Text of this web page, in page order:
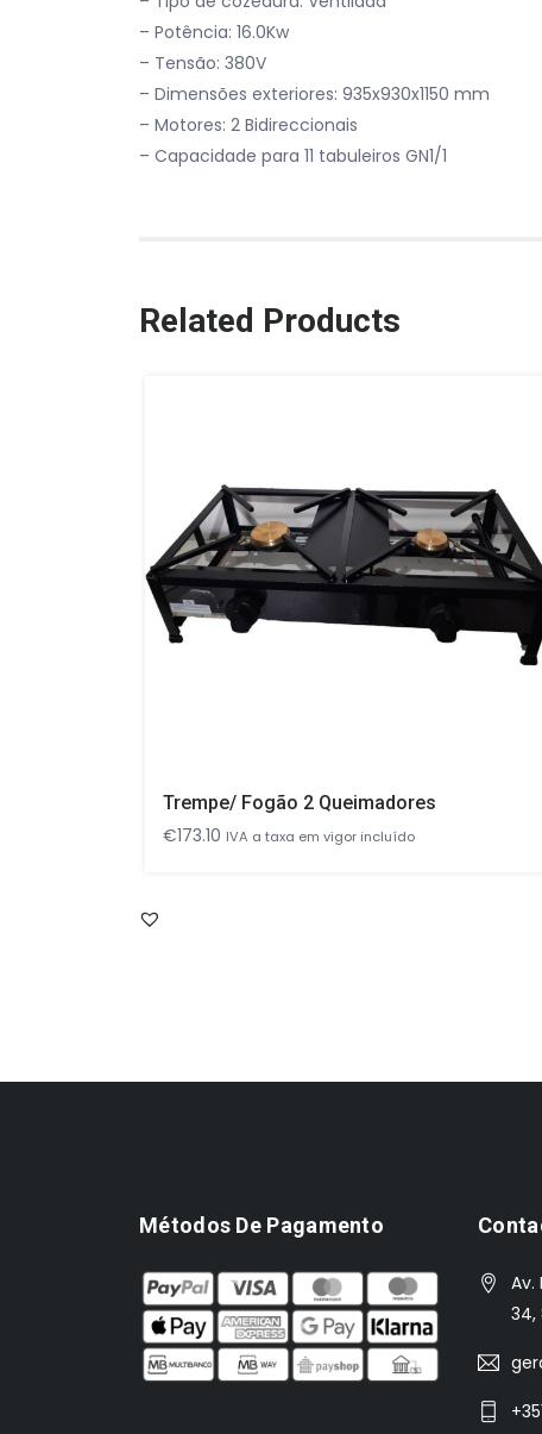
– Potência: 16.0Kw
– Tensão: 380V
– Dimensões exteriores: 935x930x1150 mm
– Motores: 2 Bidireccionais
– Capacidade para 11 tabuleiros GN1/1
Related Products
Trempe/ Fogão 2 Queimadores
€173.10 IVA a taxa em vigor incluído
Métodos De Pagamento
Av.
34,